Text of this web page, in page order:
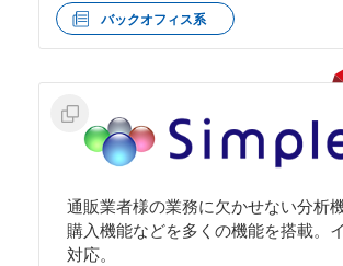
バックオフィス系
通販業者様の業務に欠かせない分析
購入機能などを多くの機能を搭載。
対応。